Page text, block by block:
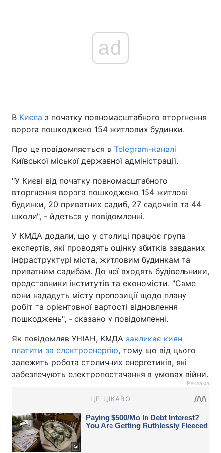
ad
В Києва з початку повномасштабного вторгнення
ворога пошкоджено 154 житлових будинки.
Про це повідомляється в Telegram-каналі
Київської міської державної адміністрації.
"У Києві від початку повномасштабного
вторгнення ворога пошкоджено 154 житлові
будинки, 20 приватних садиб, 27 садочків та 44
школи", - йдеться у повідомленні.
У КМДА додали, що у столиці працює група
експертів, які проводять оцінку збитків завданих
інфраструктурі міста, житловим будинкам та
приватним садибам. До неї входять будівельники,
представники інститутів та економісти. "Саме
вони нададуть місту пропозиції щодо плану
робіт та орієнтовної вартості відновлення
пошкоджень", - сказано у повідомленні.
Як повідомляв УНІАН, КМДА закликає киян
платити за електроенергію, тому що від цього
залежить робота столичних енергетиків, які
забезпечують електропостачання в умовах війни.
Реклама